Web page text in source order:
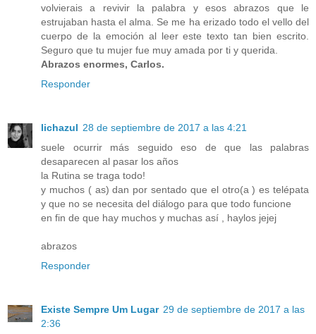
volvierais a revivir la palabra y esos abrazos que le
estrujaban hasta el alma. Se me ha erizado todo el vello del
cuerpo de la emoción al leer este texto tan bien escrito.
Seguro que tu mujer fue muy amada por ti y querida.
Abrazos enormes, Carlos.
Responder
lichazul 28 de septiembre de 2017 a las 4:21
suele ocurrir más seguido eso de que las palabras
desaparecen al pasar los años
la Rutina se traga todo!
y muchos ( as) dan por sentado que el otro(a ) es telépata
y que no se necesita del diálogo para que todo funcione
en fin de que hay muchos y muchas así , haylos jejej
abrazos
Responder
Existe Sempre Um Lugar 29 de septiembre de 2017 a las
2:36